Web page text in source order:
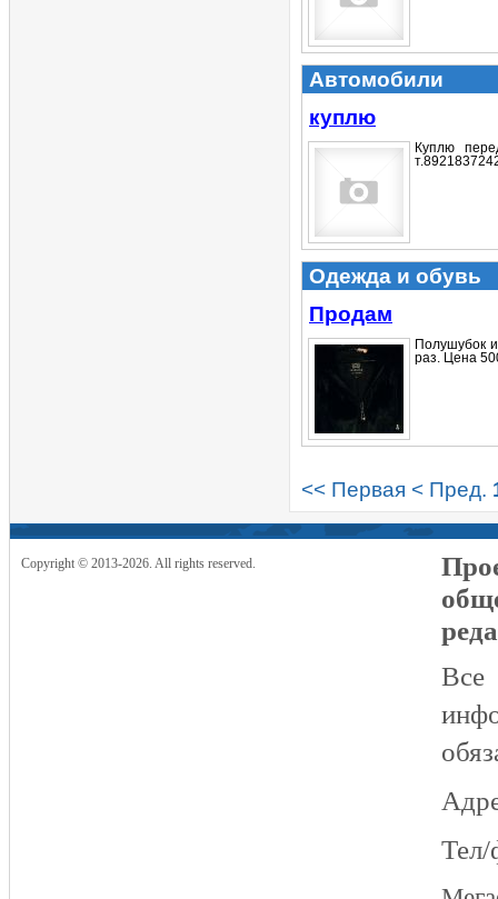
Автомобили
куплю
Куплю
Одежда и обувь
Продам
Полушубок
раз. Цена
<< Первая < Пред.
Copyright © 2013-2026. All rights reserved.